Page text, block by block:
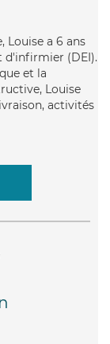
Louise a 6 ans
d'infirmier (DEI).
et la
Louise
activités